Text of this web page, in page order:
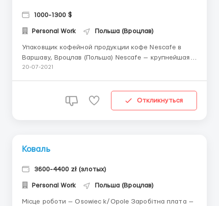
1000-1300 $
Personal Work Польша (Вроцлав)
Упаковщик кофейной продукции кофе Nescafe в
Варшаву, Вроцлав (Польша) Nescafe — крупнейшая в
мире торговаямарка растворимого кофе компании
городе Варшава или Вроцлав (Польша). Средняя
20-07-2021
Откликнуться
Коваль
3600-4400 zł (злотых)
Personal Work Польша (Вроцлав)
Місце роботи — Osowiec k/Opole Заробітна плата —